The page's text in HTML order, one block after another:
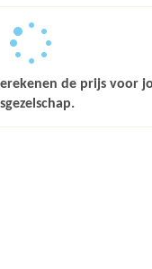
de prijs voor